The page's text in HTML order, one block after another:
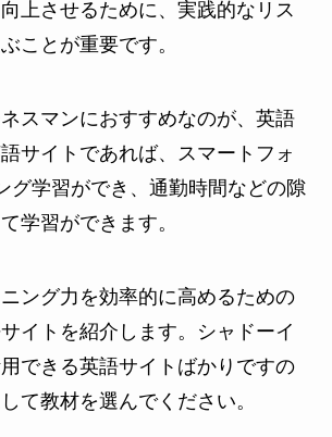
上させるために、実践的なリス
ことが重要です。
スマンにおすすめなのが、英語
サイトであれば、スマートフォ
グ学習ができ、通勤時間などの隙
学習ができます。
ング力を効率的に高めるための
イトを紹介します。シャドーイ
できる英語サイトばかりですの
て教材を選んでください。